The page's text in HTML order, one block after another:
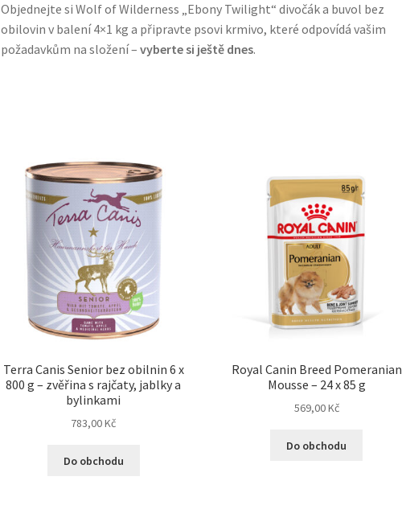
Objednejte si Wolf of Wilderness „Ebony Twilight“ divočák a buvol bez
obilovin v balení 4×1 kg a připravte psovi krmivo, které odpovídá vašim
požadavkům na složení – vyberte si ještě dnes.
Terra Canis Senior bez obilnin 6 x
800 g – zvěřina s rajčaty, jablky a
bylinkami
783,00Kč
Do obchodu
Royal Canin Breed Pomeranian
Mousse – 24 x 85 g
569,00Kč
Do obchodu